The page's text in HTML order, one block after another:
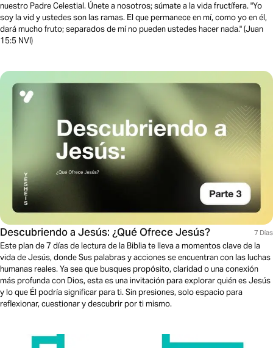
nuestro Padre Celestial. Únete a nosotros; súmate a la vida fructífera. "Yo
soy la vid y ustedes son las ramas. El que permanece en mí, como yo en él,
dará mucho fruto; separados de mí no pueden ustedes hacer nada." (Juan
15:5 NVI)
Descubriendo a Jesús: ¿Qué Ofrece Jesús? 7 Dias
Este plan de 7 días de lectura de la Biblia te lleva a momentos clave de la
vida de Jesús, donde Sus palabras y acciones se encuentran con las luchas
humanas reales. Ya sea que busques propósito, claridad o una conexión
más profunda con Dios, esta es una invitación para explorar quién es Jesús
y lo que Él podría significar para ti. Sin presiones, solo espacio para
reflexionar, cuestionar y descubrir por ti mismo.